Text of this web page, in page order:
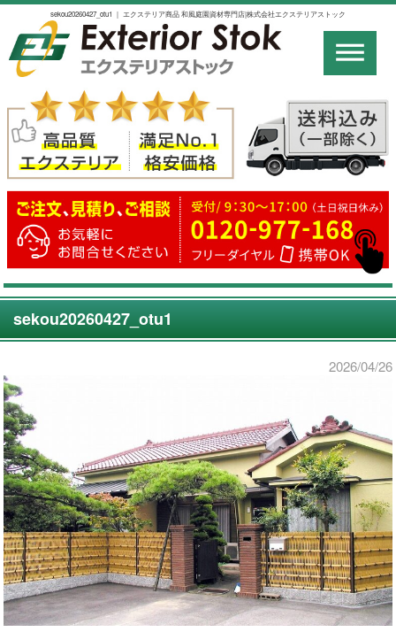
sekou20260427_otu1 ｜ エクステリア商品 和風庭園資材専門店|株式会社エクステリアストック
sekou20260427_otu1
2026/04/26